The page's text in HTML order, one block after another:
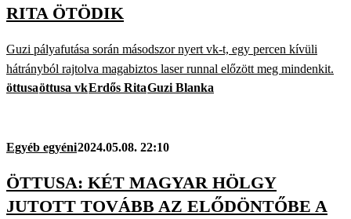
RITA ÖTÖDIK
Guzi pályafutása során másodszor nyert vk-t, egy percen kívüli
hátrányból rajtolva magabiztos laser runnal előzött meg mindenkit.
öttusaöttusa vkErdős RitaGuzi Blanka
Egyéb egyéni2024.05.08. 22:10
ÖTTUSA: KÉT MAGYAR HÖLGY
JUTOTT TOVÁBB AZ ELŐDÖNTŐBE A